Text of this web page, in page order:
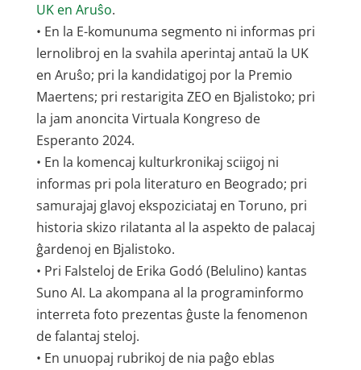
UK en Aruŝo.
• En la E-komunuma segmento ni informas pri
lernolibroj en la svahila aperintaj antaŭ la UK
en Aruŝo; pri la kandidatigoj por la Premio
Maertens; pri restarigita ZEO en Bjalistoko; pri
la jam anoncita Virtuala Kongreso de
Esperanto 2024.
• En la komencaj kulturkronikaj sciigoj ni
informas pri pola literaturo en Beogrado; pri
samurajaj glavoj ekspoziciataj en Toruno, pri
historia skizo rilatanta al la aspekto de palacaj
ĝardenoj en Bjalistoko.
• Pri Falsteloj de Erika Godó (Belulino) kantas
Suno AI. La akompana al la programinformo
interreta foto prezentas ĝuste la fenomenon
de falantaj steloj.
• En unuopaj rubrikoj de nia paĝo eblas